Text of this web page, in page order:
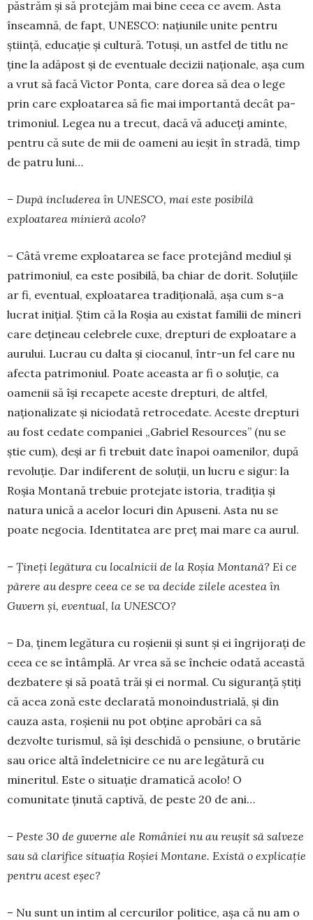
păstrăm și să protejăm mai bine ceea ce avem. Asta
înseamnă, de fapt, UNESCO: na­țiunile unite pentru
știință, educație și cultură. Totuși, un astfel de titlu ne
ține la adăpost și de eventuale decizii naționale, așa cum
a vrut să facă Victor Pon­ta, care dorea să dea o le­ge
prin care exploatarea să fie mai importantă de­cât pa­
tri­moniul. Legea nu a trecut, dacă vă aduceți aminte,
pentru că sute de mii de oa­meni au ieșit în stradă, timp
de patru luni…
– După includerea în UNESCO, mai este posibilă
exploatarea minieră acolo?
– Câtă vreme exploatarea se face protejând mediul și
patrimoniul, ea este posibilă, ba chiar de dorit. Soluțiile
ar fi, eventual, exploatarea tradițio­nală, așa cum s-a
lucrat inițial. Știm că la Roșia au existat familii de mineri
care dețineau celebrele cuxe, drepturi de exploatare a
aurului. Lucrau cu dalta și ciocanul, într-un fel care nu
afecta patri­moniul. Poate aceasta ar fi o soluție, ca
oamenii să își recapete aceste drepturi, de altfel,
naționalizate și niciodată retrocedate. Aceste drepturi
au fost cedate companiei „Gabriel Resources” (nu se
știe cum), deși ar fi trebuit date înapoi oamenilor, după
revoluție. Dar indiferent de soluții, un lucru e sigur: la
Roșia Montană trebuie protejate istoria, tra­diția și
natura unică a acelor locuri din Apu­seni. Asta nu se
poate negocia. Identitatea are preț mai mare ca aurul.
– Țineți legătura cu localnicii de la Roșia Mon­tană? Ei ce
părere au despre ceea ce se va de­cide zilele acestea în
Guvern și, eventual, la UNESCO?
– Da, ținem legătura cu roșienii și sunt și ei în­grijorați de
ceea ce se întâmplă. Ar vrea să se în­cheie odată această
dezbatere și să poată trăi și ei normal. Cu siguranță știți
că acea zonă este decla­rată monoindustrială, și din
cauza asta, ro­șie­nii nu pot obține aprobări ca să
dezvolte turismul, să își deschidă o pensiune, o brutărie
sau orice altă înde­let­nicire ce nu are legătură cu
mineritul. Este o si­tua­ție dramatică acolo! O
comunitate ținută cap­ti­vă, de peste 20 de ani…
– Peste 30 de guverne ale României nu au reușit să salveze
sau să clarifice situația Roșiei Montane. Există o explicație
pentru acest eșec?
– Nu sunt un intim al cercurilor politice, așa că nu am o